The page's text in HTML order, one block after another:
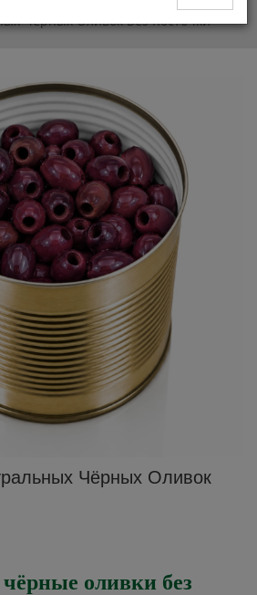
Чёрных Оливок Без Косточки
Чёрных Оливок
оливки без